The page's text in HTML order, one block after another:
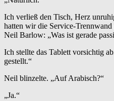
Ich verließ den Tisch, Herz
hatten wir die Service-
Neil Barlow: „Was ist gerade
Ich stellte das Tablett vorsichtig
gestellt.“
Neil blinzelte. „Auf Arabisch?“
„Ja.“